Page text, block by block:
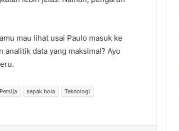
mau lihat usai Paulo masuk ke
analitik data yang maksimal? Ayo
Persija sepak bola
Teknologi